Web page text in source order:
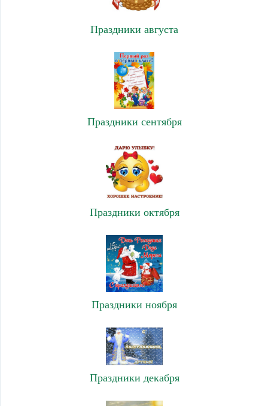
Праздники августа
Праздники сентября
Праздники октября
Праздники ноября
Праздники декабря